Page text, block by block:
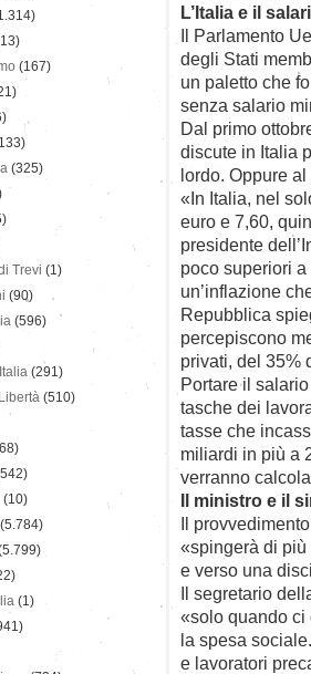
L’Italia e il
Il Parlamento
degli Stati
un paletto che
senza salario
Dal primo
discute in Italia
lordo. Oppure
«In Italia, nel
euro e 7,60,
presidente
poco superiori
un’inflazione
Repubblica
percepiscono
privati, del 35%
Portare il
tasche dei
tasse che
miliardi in più a
verranno
Il ministro e il
Il
«spingerà di
e verso una
Il segretario
«solo quando ci
la spesa
e lavoratori
(167)
(325)
Trevi (1)
(90)
(596)
(291)
(510)
(10)
(5.784)
(1)